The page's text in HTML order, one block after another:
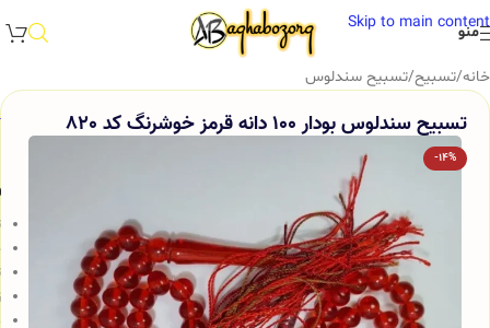
Skip to main content
منو
خانه/تسبیح/تسبیح سندلوس
تسبیح سندلوس بودار 100 دانه قرمز خوشرنگ کد 820
-14%